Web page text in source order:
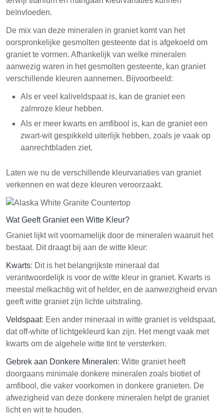
beïnvloeden.
De mix van deze mineralen in graniet komt van het
oorspronkelijke gesmolten gesteente dat is afgekoeld om
graniet te vormen. Afhankelijk van welke mineralen
aanwezig waren in het gesmolten gesteente, kan graniet
verschillende kleuren aannemen. Bijvoorbeeld:
Als er veel kaliveldspaat is, kan de graniet een
zalmroze kleur hebben.
Als er meer kwarts en amfibool is, kan de graniet een
zwart-wit gespikkeld uiterlijk hebben, zoals je vaak op
aanrechtbladen ziet.
Laten we nu de verschillende kleurvariaties van graniet
verkennen en wat deze kleuren veroorzaakt.
Wat Geeft Graniet een Witte Kleur?
Graniet lijkt wit voornamelijk door de mineralen waaruit het
bestaat. Dit draagt bij aan de witte kleur:
Kwarts: Dit is het belangrijkste mineraal dat
verantwoordelijk is voor de witte kleur in graniet. Kwarts is
meestal melkachtig wit of helder, en de aanwezigheid ervan
geeft witte graniet zijn lichte uitstraling.
Veldspaat: Een ander mineraal in witte graniet is veldspaat,
dat off-white of lichtgekleurd kan zijn. Het mengt vaak met
kwarts om de algehele witte tint te versterken.
Gebrek aan Donkere Mineralen: Witte graniet heeft
doorgaans minimale donkere mineralen zoals biotiet of
amfibool, die vaker voorkomen in donkere granieten. De
afwezigheid van deze donkere mineralen helpt de graniet
licht en wit te houden.